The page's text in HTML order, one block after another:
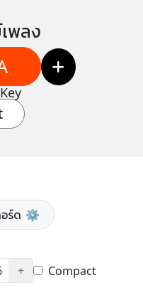
พลง
ร์ด ⚙️
+ Compact